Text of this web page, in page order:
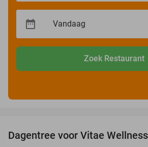
Zoek Restaurant
Dagentree voor Vitae